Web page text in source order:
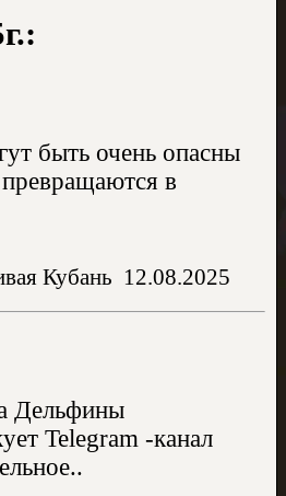
быть очень опасны
в
Кубань 12.08.2025
Дельфины
Telegram -канал